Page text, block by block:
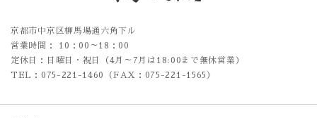
京都市中京区柳馬場通六角下ル
営業時間： 10：00～18：00
定休日：日曜日・祝日（4月～7月は18:00まで無休営業）
TEL：075-221-1460（FAX：075-221-1565）